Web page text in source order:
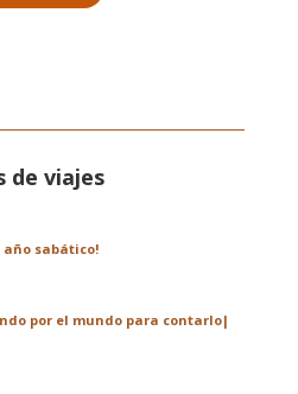
de viajes
año sabático!
por el mundo para contarlo|